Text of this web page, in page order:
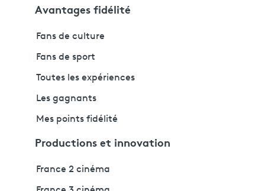
Avantages fidélité
Fans de culture
Fans de sport
Toutes les expériences
Les gagnants
Mes points fidélité
Productions et innovation
France 2 cinéma